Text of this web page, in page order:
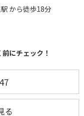
から徒歩18分
にチェック！
る